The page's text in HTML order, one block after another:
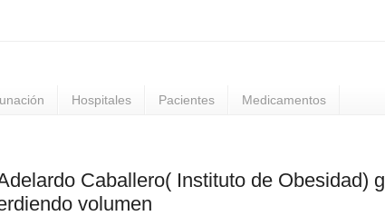
Hospitales Pacientes Medicamentos
Caballero( Instituto de Obesidad)
volumen